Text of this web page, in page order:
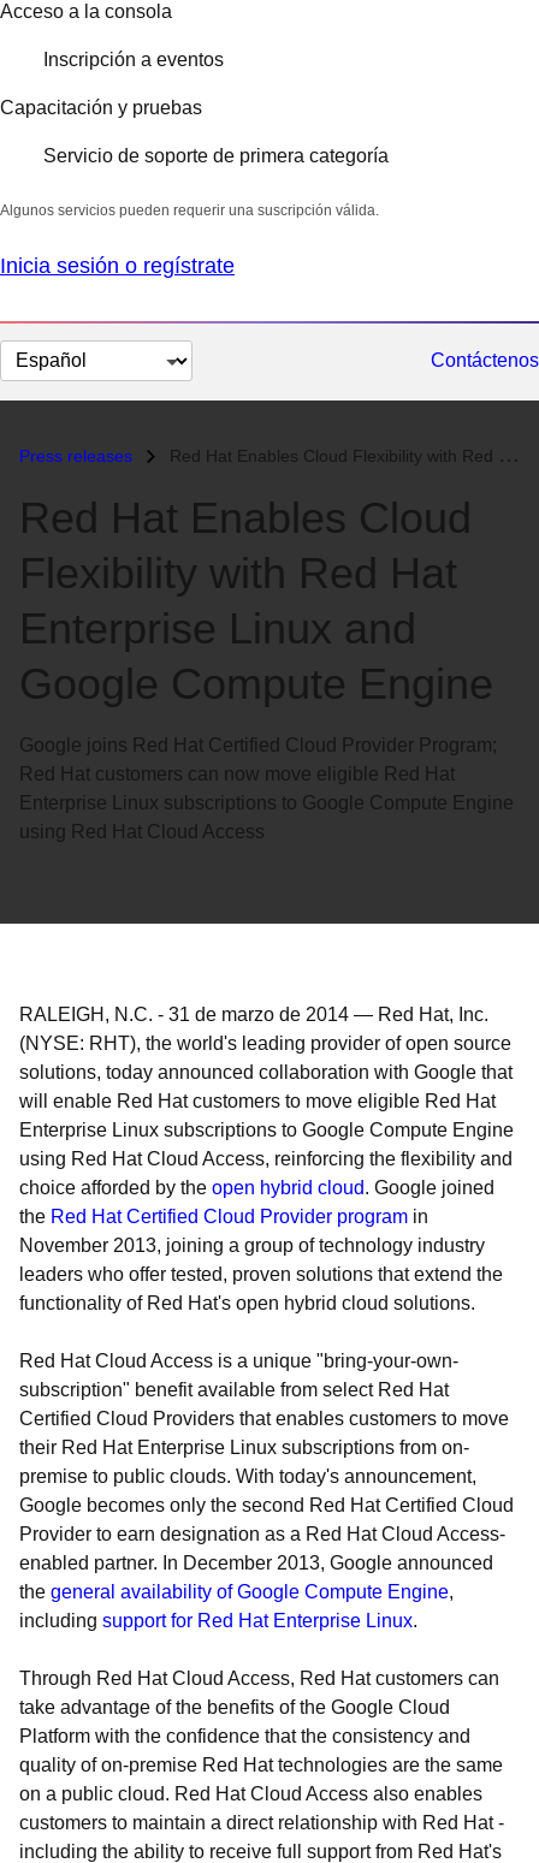
Acceso a la consola
Inscripción a eventos
Capacitación y pruebas
Servicio de soporte de primera categoría
Algunos servicios pueden requerir una suscripción válida.
Inicia sesión o regístrate
Cambiar
el
Contáctenos
Press releases Red Hat Enables Cloud Flexibility with Red Hat Enterprise Linux and Go...
Red Hat Enables Cloud
Flexibility with Red Hat
Enterprise Linux and
Google Compute Engine
Google joins Red Hat Certified Cloud Provider Program;
Red Hat customers can now move eligible Red Hat
Enterprise Linux subscriptions to Google Compute Engine
using Red Hat Cloud Access
RALEIGH, N.C. - 31 de marzo de 2014 — Red Hat, Inc.
(NYSE: RHT), the world's leading provider of open source
solutions, today announced collaboration with Google that
will enable Red Hat customers to move eligible Red Hat
Enterprise Linux subscriptions to Google Compute Engine
using Red Hat Cloud Access, reinforcing the flexibility and
choice afforded by the open hybrid cloud. Google joined
the Red Hat Certified Cloud Provider program in
November 2013, joining a group of technology industry
leaders who offer tested, proven solutions that extend the
functionality of Red Hat's open hybrid cloud solutions.
Red Hat Cloud Access is a unique "bring-your-own-
subscription" benefit available from select Red Hat
Certified Cloud Providers that enables customers to move
their Red Hat Enterprise Linux subscriptions from on-
premise to public clouds. With today's announcement,
Google becomes only the second Red Hat Certified Cloud
Provider to earn designation as a Red Hat Cloud Access-
enabled partner. In December 2013, Google announced
the general availability of Google Compute Engine,
including support for Red Hat Enterprise Linux.
Through Red Hat Cloud Access, Red Hat customers can
take advantage of the benefits of the Google Cloud
Platform with the confidence that the consistency and
quality of on-premise Red Hat technologies are the same
on a public cloud. Red Hat Cloud Access also enables
customers to maintain a direct relationship with Red Hat -
including the ability to receive full support from Red Hat's